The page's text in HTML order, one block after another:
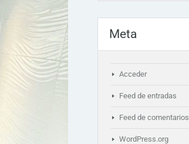
Meta
Acceder
Feed de entradas
Feed de comentarios
WordPress.org